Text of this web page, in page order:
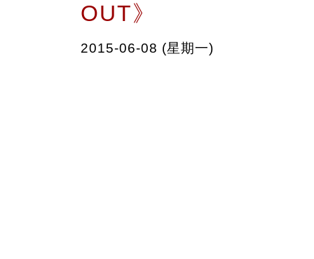
OUT》
2015-06-08 (星期一)